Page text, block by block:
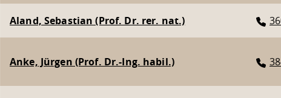
Aland, Sebastian (Prof. Dr. rer. nat.)
Anke, Jürgen (Prof. Dr.-Ing. habil.)